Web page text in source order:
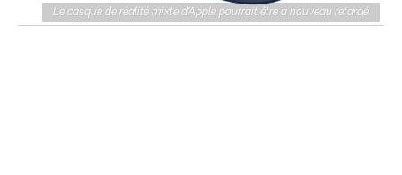
Le casque de réalité mixte d'Apple pourrait être à nouveau retardé